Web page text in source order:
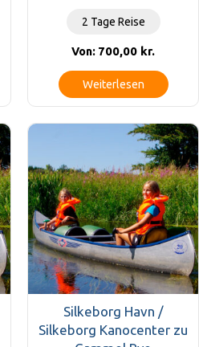
2 Tage Reise
Von: 700,00 kr.
Weiterlesen
Silkeborg Havn /
Silkeborg Kanocenter zu